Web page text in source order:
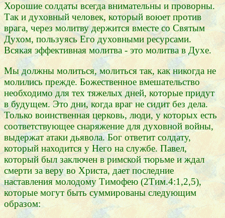
Хорошие солдаты всегда внимательны и проворны.
Так и духовный человек, который воюет против
врага, через молитву держится вместе со Святым
Духом, пользуясь Его духовными ресурсами.
Всякая эффективная молитва - это молитва в Духе.
Мы должны молиться, молиться так, как никогда не
молились прежде. Божественное вмешательство
необходимо для тех тяжелых дней, которые придут
в будущем. Это дни, когда враг не сидит без дела.
Только воинственная церковь, люди, у которых есть
соответствующее снаряжение для духовной войны,
выдержат атаки дьявола. Бог ответит солдату,
который находится у Него на службе. Павел,
который был заключен в римской тюрьме и ждал
смерти за веру во Христа, дает последние
наставления молодому Тимофею (2Тим.4:1,2,5),
которые могут быть суммированы следующим
образом: